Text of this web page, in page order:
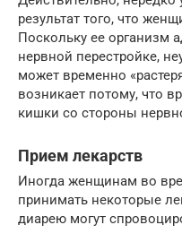
результат того, что
Поскольку ее организм
нервной перестройке,
может временно
возникает потому, что
кишки со стороны
Прием лекарств
Иногда женщинам во
принимать некоторые
диарею могут